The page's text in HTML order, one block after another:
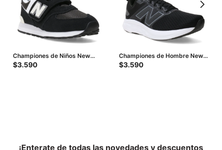
Championes de Niños New
Balance P574 Velcro - Negro -
$3.590
Championes de Hombre New
Balance 460 - Negro - Gris
$3.590
¡Enterate de todas las novedades y descuentos